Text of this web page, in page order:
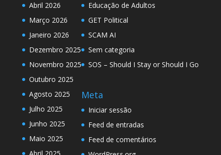
Abril 2026
Março 2026
Janeiro 2026
Dezembro 2025
Novembro 2025
Outubro 2025
Agosto 2025
Julho 2025
Junho 2025
Maio 2025
Educação de Adultos
GET Political
SCAM AI
Sem categoria
SOS – Should I Stay or Should I Go
Meta
Iniciar sessão
Feed de entradas
Feed de comentários